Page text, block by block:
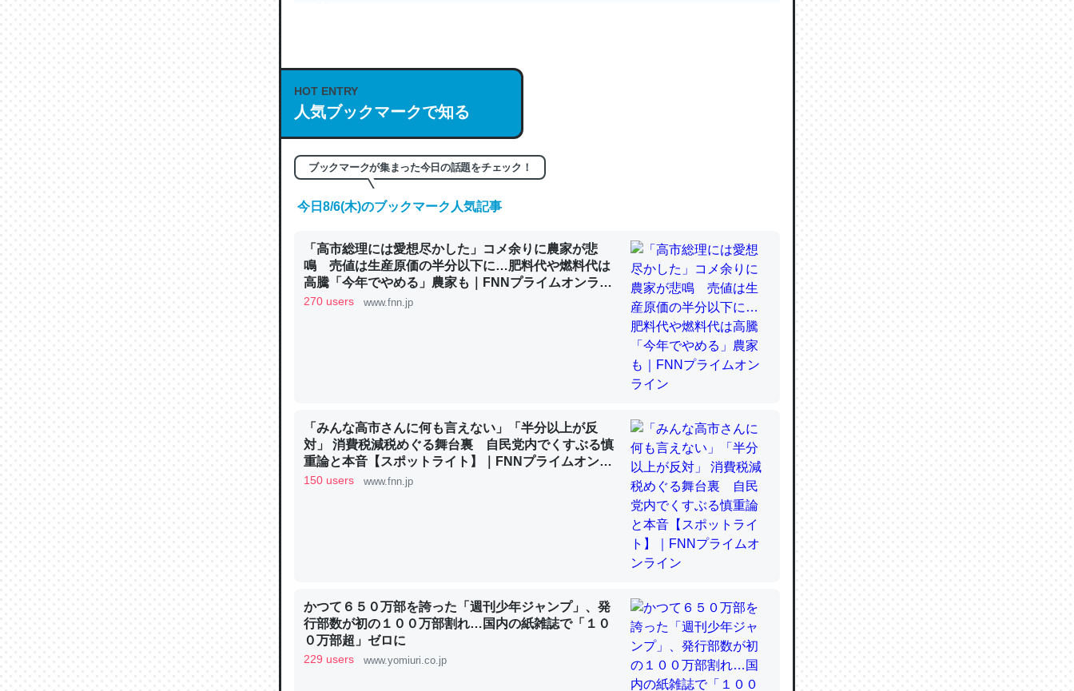
これは良記事。32768トークンだと英語小説100ページ分くらい。小説でいう「ずっと前
の伏線」は回収されないけど、短期記憶というには多い分量。進化すればするほど分かり
昆虫ってカルシウム少ないのか。知らんかった。調べたらコオロギのカルシウム分はエビ
─ニュース :: 【研究発表】昆虫学の大問題＝「昆虫はなぜ海にいないのか」に関する新仮説
論文では「淡水はカルシウムも酸素も不足してて両方に不利だから両方が拮抗してるので
は」とあって面白い。海にいる鋏角類（カブトガニ・ウミグモ）はカルシウムを使わずキ
─ニュース :: 【研究発表】昆虫学の大問題＝「昆虫はなぜ海にいないのか」に関する新仮説
これを元に考えるとカルシウムを大量に使う脊椎動物と貝類は苦労してるんだな…。腹足
類だと殻を無くしてナメクジになったり努力してるし。
─ニュース :: 【研究発表】昆虫学の大問題＝「昆虫はなぜ海にいないのか」に関する新仮説
HOT ENTRY
人気ブックマークで知る
ブックマークが集まった今日の話題をチェック！
今日8/6(木)のブックマーク人気記事
「高市総理には愛想尽かした」コメ余りに農家が悲
鳴 売値は生産原価の半分以下に…肥料代や燃料代は
高騰「今年でやめる」農家も｜FNNプライムオンライ
ン
270 users www.fnn.jp
「みんな高市さんに何も言えない」「半分以上が反
対」 消費税減税めぐる舞台裏 自民党内でくすぶる慎
重論と本音【スポットライト】｜FNNプライムオンラ
イン
150 users www.fnn.jp
かつて６５０万部を誇った「週刊少年ジャンプ」、発
行部数が初の１００万部割れ…国内の紙雑誌で「１０
０万部超」ゼロに
229 users www.yomiuri.co.jp